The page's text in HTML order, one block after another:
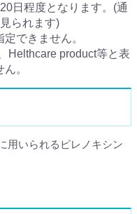
日程度となります。(通
られます)
できません。
Helthcare product等と表
。
用いられるピレノキシン